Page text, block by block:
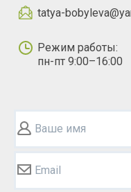
tatya-
Режим работы:
пн-пт 9:00–16:00
Ваше имя
Email